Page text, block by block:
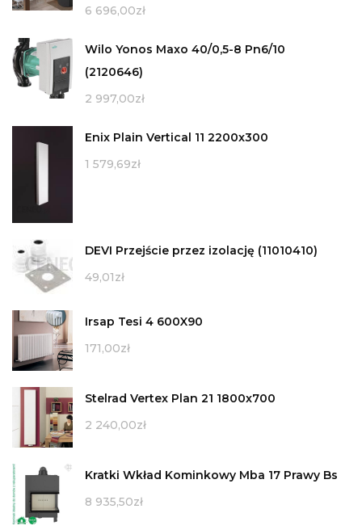
6 696,00zł
Wilo Yonos Maxo 40/0,5-8 Pn6/10
(2120646)
2 997,00zł
Enix Plain Vertical 11 2200x300
1 579,69zł
DEVI Przejście przez izolację (11010410)
49,01zł
Irsap Tesi 4 600X90
171,00zł
Stelrad Vertex Plan 21 1800x700
2 240,00zł
Kratki Wkład Kominkowy Mba 17 Prawy Bs
8 935,50zł